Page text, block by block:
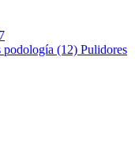
podología (12) Pulidores